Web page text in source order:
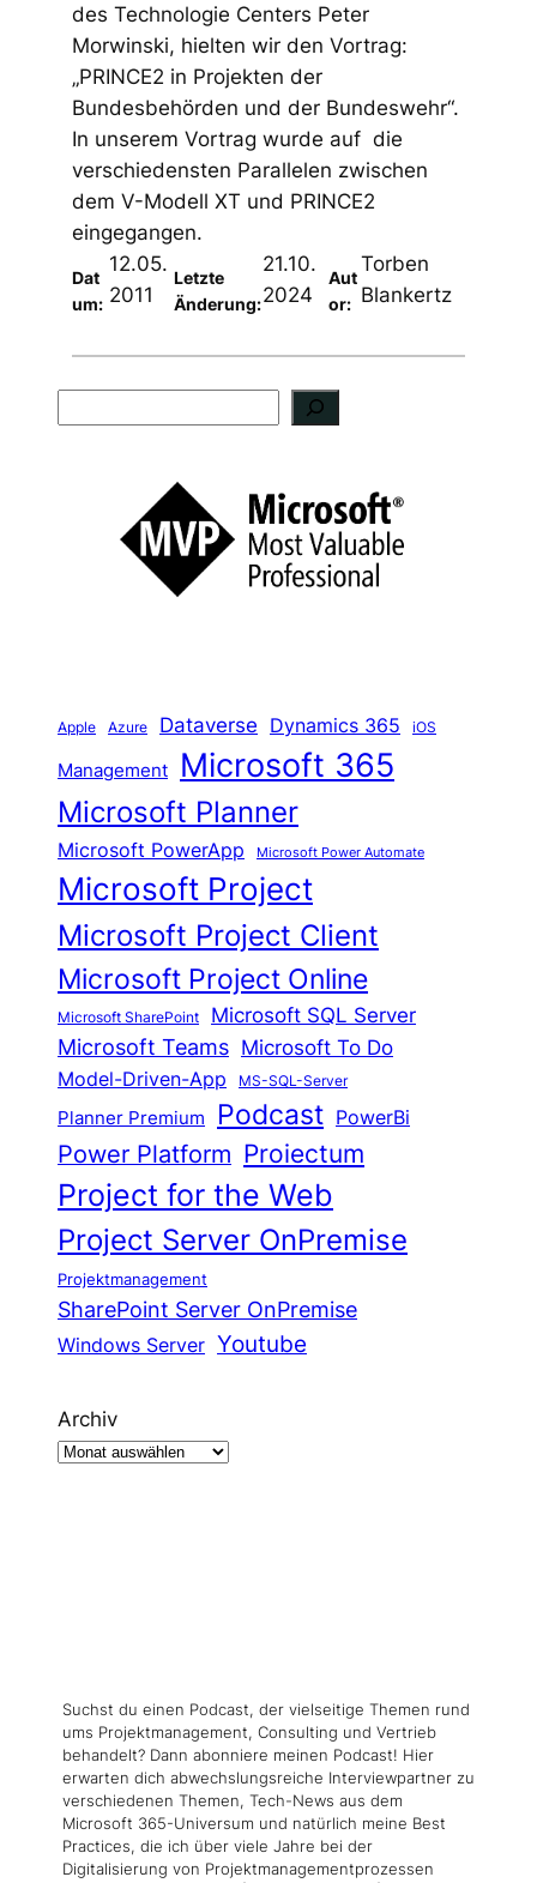
des Technologie Centers Peter
Morwinski, hielten wir den Vortrag:
„PRINCE2 in Projekten der
Bundesbehörden und der Bundeswehr“.
In unserem Vortrag wurde auf die
verschiedensten Parallelen zwischen
dem V-Modell XT und PRINCE2
eingegangen.
Dat
um:
12.05.
2011
Letzte
Änderung:
21.10.
2024
Aut
or:
Torben
Blankertz
Apple Azure Dataverse Dynamics 365 iOS
Management Microsoft 365
Microsoft Planner
Microsoft PowerApp Microsoft Power Automate
Microsoft Project
Microsoft Project Client
Microsoft Project Online
Microsoft SharePoint Microsoft SQL Server
Microsoft Teams Microsoft To Do
Model-Driven-App MS-SQL-Server
Planner Premium Podcast PowerBi
Power Platform Proiectum
Project for the Web
Project Server OnPremise
Projektmanagement
SharePoint Server OnPremise
Windows Server Youtube
Archiv
Suchst du einen Podcast, der vielseitige Themen rund
ums Projektmanagement, Consulting und Vertrieb
behandelt? Dann abonniere meinen Podcast! Hier
erwarten dich abwechslungsreiche Interviewpartner zu
verschiedenen Themen, Tech-News aus dem
Microsoft 365-Universum und natürlich meine Best
Practices, die ich über viele Jahre bei der
Digitalisierung von Projektmanagementprozessen